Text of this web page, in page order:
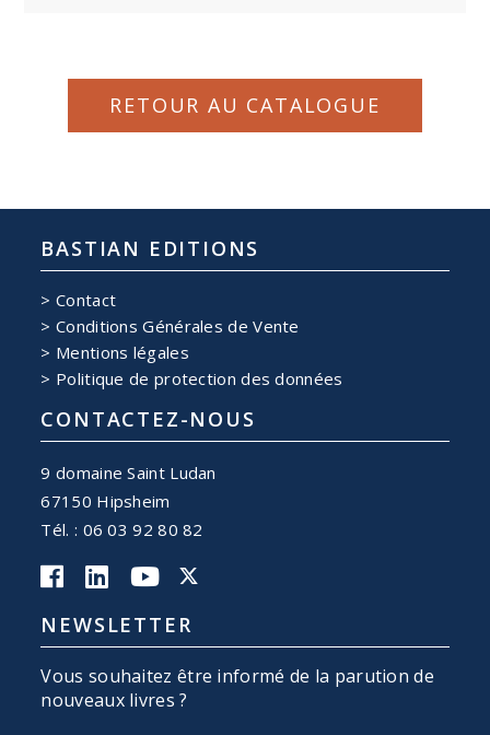
RETOUR AU CATALOGUE
BASTIAN EDITIONS
Contact
Conditions Générales de Vente
Mentions légales
Politique de protection des données
CONTACTEZ-NOUS
9 domaine Saint Ludan
67150 Hipsheim
Tél. : 06 03 92 80 82
NEWSLETTER
Vous souhaitez être informé de la parution de
nouveaux livres ?